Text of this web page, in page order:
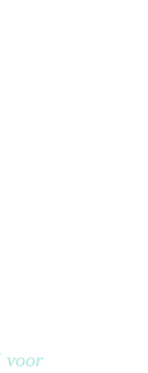
voor